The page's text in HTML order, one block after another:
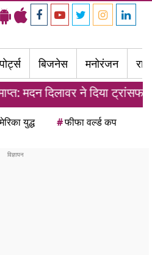
बिजनेस मनोरंजन
ने दिया ट्रांसफर नीति का
युद्ध #फीफा वर्ल्ड कप